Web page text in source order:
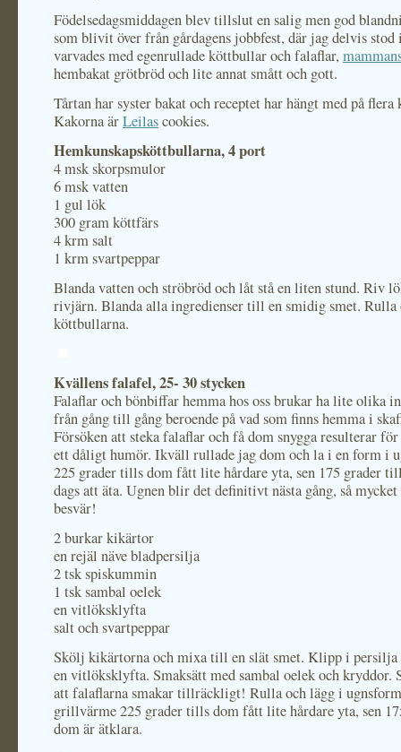
Födelsedagsmiddagen blev tillslut en salig men god
som blivit över från gårdagens jobbfest, där jag delvis stod
varvades med egenrullade köttbullar och falaflar,
hembakat grötbröd och lite annat smått och gott.
Tårtan har syster bakat och receptet har hängt med på flera
Kakorna ärLeilascookies.
Hemkunskapsköttbullarna, 4 port
4 msk skorpsmulor
6 msk vatten
1 gul lök
300 gram köttfärs
4 krm salt
1 krm svartpeppar
Blanda vatten och ströbröd och låt stå en liten stund. Riv
rivjärn. Blanda alla ingredienser till en smidig smet. Rulla
köttbullarna.
Kvällens falafel, 25- 30 stycken
Falaflar och bönbiffar hemma hos oss brukar ha lite olika
från gång till gång beroende på vad som finns hemma i
Försöken att steka falaflar och få dom snygga resulterar
ett dåligt humör. Ikväll rullade jag dom och la i en form i
225 grader tills dom fått lite hårdare yta, sen 175 grader
dags att äta. Ugnen blir det definitivt nästa gång, så
besvär!
2 burkar kikärtor
en rejäl näve bladpersilja
2 tsk spiskummin
1 tsk sambal oelek
en vitlöksklyfta
salt och svartpeppar
Skölj kikärtorna och mixa till en slät smet. Klipp i persilja
en vitlöksklyfta. Smaksätt med sambal oelek och kryddor.
att falaflarna smakar tillräckligt! Rulla och lägg i
grillvärme 225 grader tills dom fått lite hårdare yta, sen
dom är ätklara.